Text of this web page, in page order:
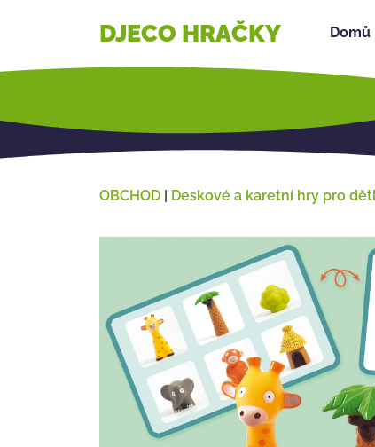
DJECO HRAČKY Domů
OBCHOD | Deskové a karetní hry pro děti